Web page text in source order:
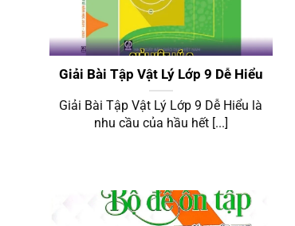
Giải Vật Lý 9
Giải Bài Tập Vật Lý Lớp 9 Dễ Hiểu
Giải Bài Tập Vật Lý Lớp 9 Dễ Hiểu là
nhu cầu của hầu hết [...]